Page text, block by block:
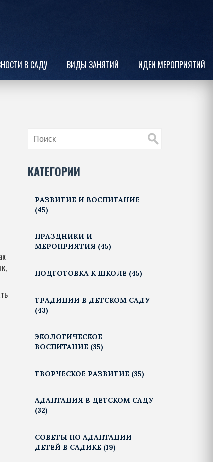
В САДУ ВИДЫ ЗАНЯТИЙ ИДЕИ МЕРОПРИЯТИЙ
КАТЕГОРИИ
РАЗВИТИЕ И ВОСПИТАНИЕ
(45)
ПРАЗДНИКИ И
МЕРОПРИЯТИЯ (45)
ПОДГОТОВКА К ШКОЛЕ (45)
ТРАДИЦИИ В ДЕТСКОМ САДУ
(43)
ЭКОЛОГИЧЕСКОЕ
ВОСПИТАНИЕ (35)
ТВОРЧЕСКОЕ РАЗВИТИЕ (35)
АДАПТАЦИЯ В ДЕТСКОМ САДУ
(32)
СОВЕТЫ ПО АДАПТАЦИИ
ДЕТЕЙ В САДИКЕ (19)